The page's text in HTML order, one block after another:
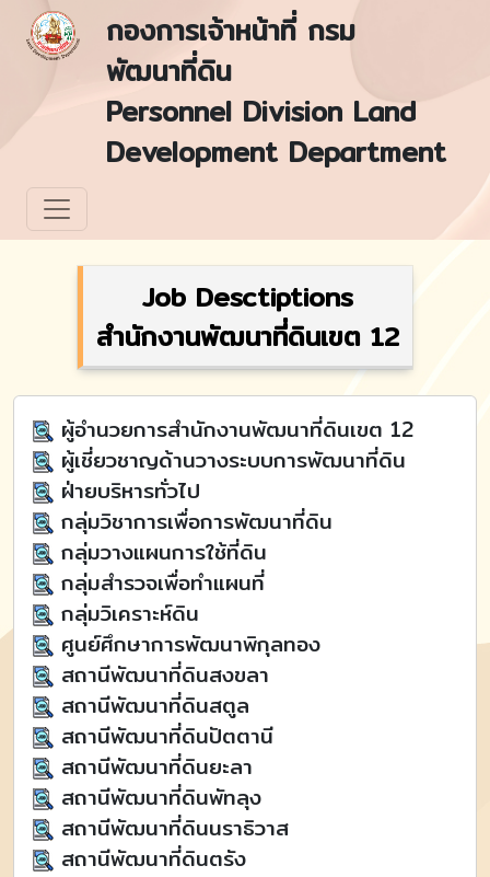
กองการเจ้าหน้าที่ กรม
พัฒนาที่ดิน
Personnel Division Land
Development Department
Job Desctiptions
สำนักงานพัฒนาที่ดินเขต 12
ผู้อำนวยการสำนักงานพัฒนาที่ดินเขต 12
ผู้เชี่ยวชาญด้านวางระบบการพัฒนาที่ดิน
ฝ่ายบริหารทั่วไป
กลุ่มวิชาการเพื่อการพัฒนาที่ดิน
กลุ่มวางแผนการใช้ที่ดิน
กลุ่มสำรวจเพื่อทำแผนที่
กลุ่มวิเคราะห์ดิน
ศูนย์ศึกษาการพัฒนาพิกุลทอง
สถานีพัฒนาที่ดินสงขลา
สถานีพัฒนาที่ดินสตูล
สถานีพัฒนาที่ดินปัตตานี
สถานีพัฒนาที่ดินยะลา
สถานีพัฒนาที่ดินพัทลุง
สถานีพัฒนาที่ดินนราธิวาส
สถานีพัฒนาที่ดินตรัง